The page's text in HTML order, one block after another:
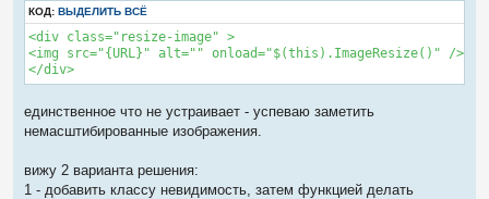
КОД: ВЫДЕЛИТЬ ВСЁ
<div class="resize-image" >
<img src="{URL}" alt="" onload="$(this).ImageResize()" />
</div>
единственное что не устраивает - успеваю заметить
немасштибированные изображения.
вижу 2 варианта решения:
1 - добавить классу невидимость, затем функцией делать